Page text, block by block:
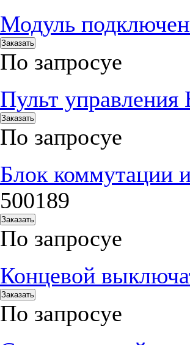
Модуль
Заказать
По запросуе
Пульт управления
Заказать
По запросуе
Блок коммутации
500189
Заказать
По запросуе
Концевой
Заказать
По запросуе